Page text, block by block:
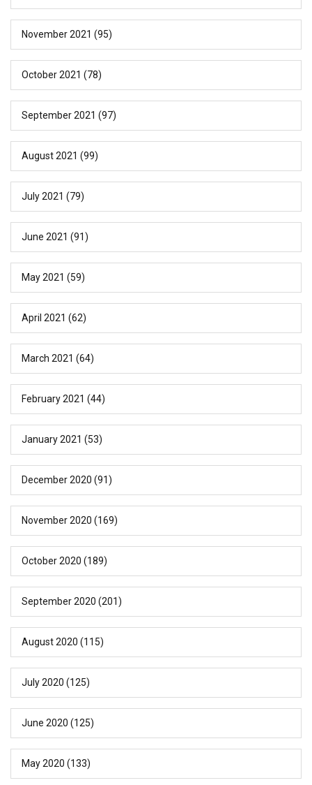
November 2021 (95)
October 2021 (78)
September 2021 (97)
August 2021 (99)
July 2021 (79)
June 2021 (91)
May 2021 (59)
April 2021 (62)
March 2021 (64)
February 2021 (44)
January 2021 (53)
December 2020 (91)
November 2020 (169)
October 2020 (189)
September 2020 (201)
August 2020 (115)
July 2020 (125)
June 2020 (125)
May 2020 (133)